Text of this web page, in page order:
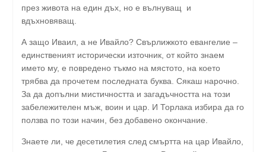
през живота на един дъх, но е вълнуващ и
вдъхновяващ.
А защо Иваил, а не Ивайло? Свърлижкото евангелие –
единственият исторически източник, от който знаем
името му, е повредено тъкмо на мястото, на което
трябва да прочетем последната буква. Сякаш нарочно.
За да допълни мистичността и загадъчността на този
забележителен мъж, воин и цар. И Торлака избира да го
ползва по този начин, без добавено окончание.
Знаете ли, че десетилетия след смъртта на цар Ивайло,